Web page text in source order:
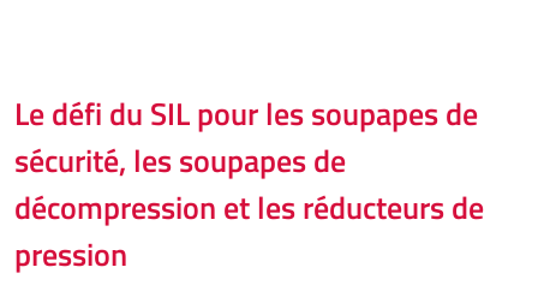
Le défi du SIL pour les soupapes de
sécurité, les soupapes de
décompression et les réducteurs de
pression